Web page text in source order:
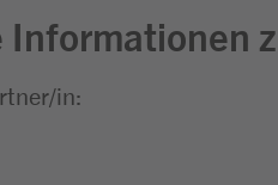
Informationen
in: